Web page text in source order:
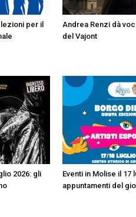
per il
Andrea Renzi dà
del Vajont
2026: gli
Eventi in Molise il 17
appuntamenti del